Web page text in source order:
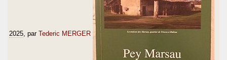
2025 , par Tederic MERGER